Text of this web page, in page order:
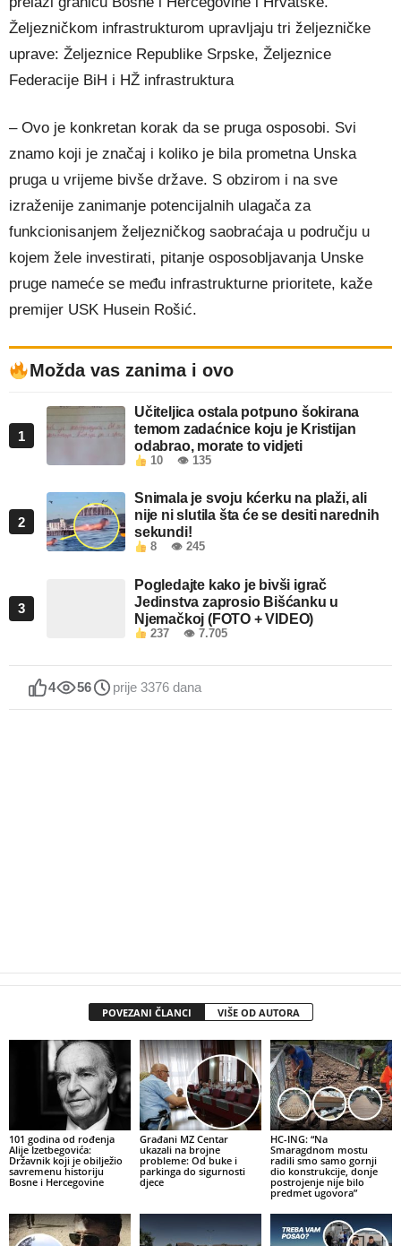
Željezničkom infrastrukturom upravljaju tri željezničke
uprave: Željeznice Republike Srpske, Željeznice
Federacije BiH i HŽ infrastruktura
– Ovo je konkretan korak da se pruga osposobi. Svi
znamo koji je značaj i koliko je bila prometna Unska
pruga u vrijeme bivše države. S obzirom i na sve
izraženije zanimanje potencijalnih ulagača za
funkcionisanjem željezničkog saobraćaja u području u
kojem žele investirati, pitanje osposobljavanja Unske
pruge nameće se među infrastrukturne prioritete, kaže
premijer USK Husein Rošić.
Možda vas zanima i ovo
1
Učiteljica ostala potpuno šokirana
temom zadaćnice koju je Kristijan
odabrao, morate to vidjeti
10 👁 135
2
Snimala je svoju kćerku na plaži, ali
nije ni slutila šta će se desiti narednih
sekundi!
8 👁 245
3
Pogledajte kako je bivši igrač
Jedinstva zaprosio Bišćanku u
Njemačkoj (FOTO + VIDEO)
237 👁 7.705
4 56 prije 3376 dana
POVEZANI ČLANCI VIŠE OD AUTORA
101 godina od rođenja
Alije Izetbegovića:
Državnik koji je obilježio
savremenu historiju
Bosne i Hercegovine
Građani MZ Centar
ukazali na brojne
probleme: Od buke i
parkinga do sigurnosti
djece
HC-ING: “Na
Smaragdnom mostu
radili smo samo gornji
dio konstrukcije, donje
postrojenje nije bilo
predmet ugovora”